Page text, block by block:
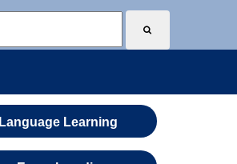
Language Learning